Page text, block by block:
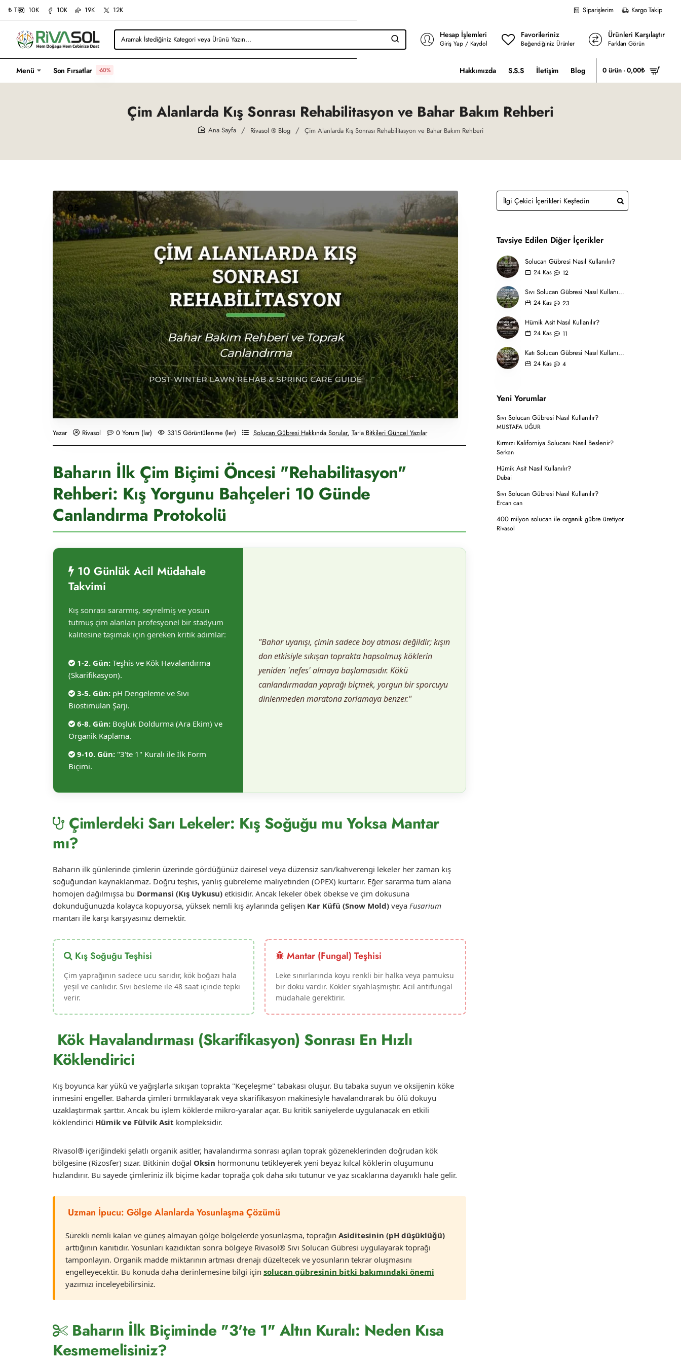
10K 10K 19K 12K
₺ TRY Siparişlerim Kargo Takip
Aramak
İstediğiniz
Kategori
Yazın...
Hesap İşlemleri
Giriş Yap / Kaydol
Favorileriniz
Beğendiğiniz Ürünler
Ürünleri Karşılaştır
Farkları Görün
Menü Son Fırsatlar -60% Hakkımızda S.S.S İletişim Blog 0 ürün - 0,00₺
Çim Alanlarda Kış Sonrası Rehabilitasyon ve Bahar Bakım Rehberi
Rivasol ® Blog Çim Alanlarda Kış Sonrası Rehabilitasyon ve Bahar Bakım Rehberi
05
Nis
Yazar Rivasol 0 Yorum (lar) 3315 Görüntülenme (ler) Solucan Gübresi Hakkında Sorular, Tarla Bitkileri Güncel Yazılar
Baharın İlk Çim Biçimi Öncesi "Rehabilitasyon"
Rehberi: Kış Yorgunu Bahçeleri 10 Günde
Canlandırma Protokolü
10 Günlük Acil Müdahale
Takvimi
Kış sonrası sararmış, seyrelmiş ve yosun
tutmuş çim alanları profesyonel bir stadyum
kalitesine taşımak için gereken kritik adımlar:
1-2. Gün: Teşhis ve Kök Havalandırma
(Skarifikasyon).
3-5. Gün: pH Dengeleme ve Sıvı
Biostimülan Şarjı.
6-8. Gün: Boşluk Doldurma (Ara Ekim) ve
Organik Kaplama.
9-10. Gün: "3'te 1" Kuralı ile İlk Form
Biçimi.
"Bahar uyanışı, çimin sadece boy atması değildir; kışın
don etkisiyle sıkışan toprakta hapsolmuş köklerin
yeniden 'nefes' almaya başlamasıdır. Kökü
canlandırmadan yaprağı biçmek, yorgun bir sporcuyu
dinlenmeden maratona zorlamaya benzer."
Çimlerdeki Sarı Lekeler: Kış Soğuğu mu Yoksa Mantar
mı?
Baharın ilk günlerinde çimlerin üzerinde gördüğünüz dairesel veya düzensiz sarı/kahverengi lekeler her zaman kış
soğuğundan kaynaklanmaz. Doğru teşhis, yanlış gübreleme maliyetinden (OPEX) kurtarır. Eğer sararma tüm alana
homojen dağılmışsa bu Dormansi (Kış Uykusu) etkisidir. Ancak lekeler öbek öbekse ve çim dokusuna
dokunduğunuzda kolayca kopuyorsa, yüksek nemli kış aylarında gelişen Kar Küfü (Snow Mold) veya Fusarium
mantarı ile karşı karşıyasınız demektir.
Kış Soğuğu Teşhisi
Çim yaprağının sadece ucu sarıdır, kök boğazı hala
yeşil ve canlıdır. Sıvı besleme ile 48 saat içinde tepki
verir.
Mantar (Fungal) Teşhisi
Leke sınırlarında koyu renkli bir halka veya pamuksu
bir doku vardır. Kökler siyahlaşmıştır. Acil antifungal
müdahale gerektirir.
Kök Havalandırması (Skarifikasyon) Sonrası En Hızlı
Köklendirici
Kış boyunca kar yükü ve yağışlarla sıkışan toprakta "Keçeleşme" tabakası oluşur. Bu tabaka suyun ve oksijenin köke
inmesini engeller. Baharda çimleri tırmıklayarak veya skarifikasyon makinesiyle havalandırarak bu ölü dokuyu
uzaklaştırmak şarttır. Ancak bu işlem köklerde mikro-yaralar açar. Bu kritik saniyelerde uygulanacak en etkili
köklendirici Hümik ve Fülvik Asit kompleksidir.
Rivasol® içeriğindeki şelatlı organik asitler, havalandırma sonrası açılan toprak gözeneklerinden doğrudan kök
bölgesine (Rizosfer) sızar. Bitkinin doğal Oksin hormonunu tetikleyerek yeni beyaz kılcal köklerin oluşumunu
hızlandırır. Bu sayede çimleriniz ilk biçime kadar toprağa çok daha sıkı tutunur ve yaz sıcaklarına dayanıklı hale gelir.
Uzman İpucu: Gölge Alanlarda Yosunlaşma Çözümü
Sürekli nemli kalan ve güneş almayan gölge bölgelerde yosunlaşma, toprağın Asiditesinin (pH düşüklüğü)
arttığının kanıtıdır. Yosunları kazıdıktan sonra bölgeye Rivasol® Sıvı Solucan Gübresi uygulayarak toprağı
tamponlayın. Organik madde miktarının artması drenajı düzeltecek ve yosunların tekrar oluşmasını
engelleyecektir. Bu konuda daha derinlemesine bilgi için solucan gübresinin bitki bakımındaki önemi
yazımızı inceleyebilirsiniz.
Baharın İlk Biçiminde "3'te 1" Altın Kuralı: Neden Kısa
Kesmemelisiniz?
Tavsiye Edilen Diğer İçerikler
Solucan Gübresi Nasıl Kullanılır?
24 Kas 12
Sıvı Solucan Gübresi Nasıl Kullanılır?
24 Kas 23
Hümik Asit Nasıl Kullanılır?
24 Kas 11
Katı Solucan Gübresi Nasıl Kullanılır?
24 Kas 4
Yeni Yorumlar
Sıvı Solucan Gübresi Nasıl Kullanılır?
MUSTAFA UĞUR
Kırmızı Kaliforniya Solucanı Nasıl Beslenir?
Serkan
Hümik Asit Nasıl Kullanılır?
Dubai
Sıvı Solucan Gübresi Nasıl Kullanılır?
Ercan can
400 milyon solucan ile organik gübre üretiyor
Rivasol